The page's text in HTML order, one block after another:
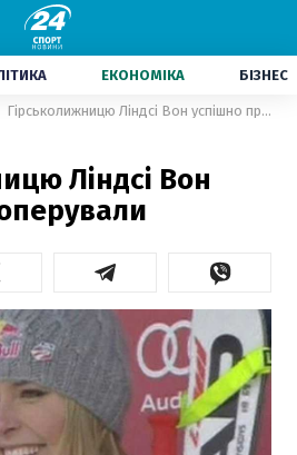
ЕКОНОМІКА БІЗНЕС
Гірськолижницю Ліндсі Вон успішно прооперували
Ліндсі Вон